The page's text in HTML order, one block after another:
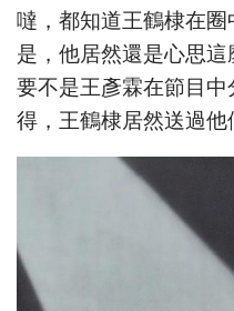
噠，都知道王鶴棣在
是，他居然還是心思這
要不是王彥霖在節目
得，王鶴棣居然送過他